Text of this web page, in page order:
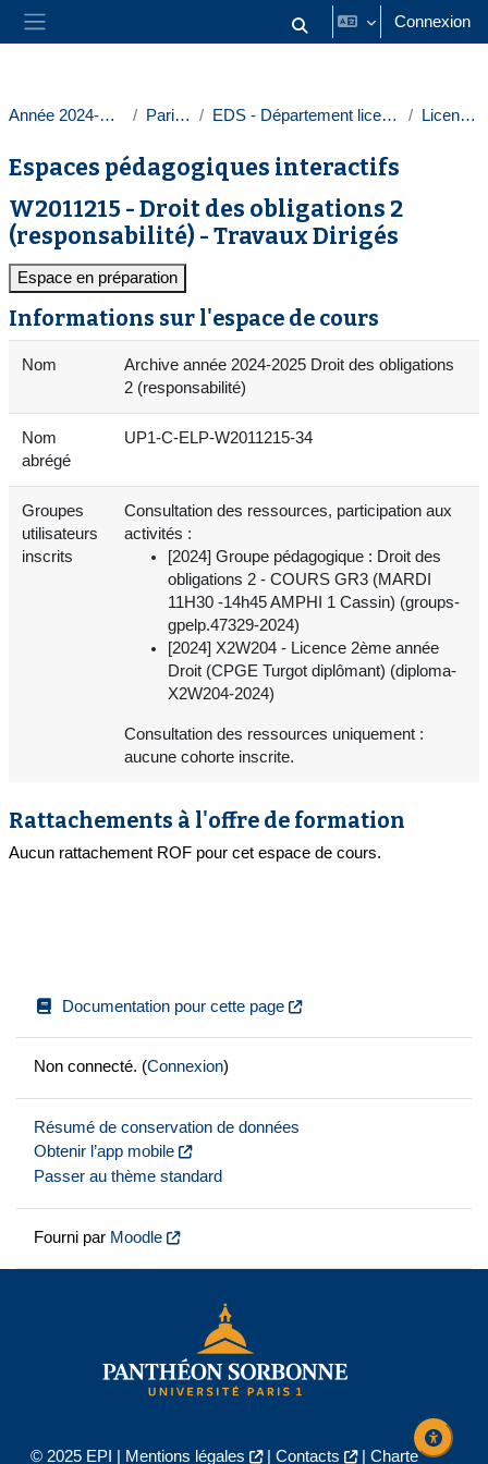
Passer au contenu principal
Panneau latéral Activer/désactiver la saisie
Connexion
Année 2024-2025 Paris 1 EDS - Département licences Licences
Espaces pédagogiques interactifs
W2011215 - Droit des obligations 2
(responsabilité) - Travaux Dirigés
Espace en préparation
Informations sur l'espace de cours
Nom
Archive année 2024-2025 Droit des obligations
2 (responsabilité)
Nom
abrégé
UP1-C-ELP-W2011215-34
Groupes
utilisateurs
inscrits
Consultation des ressources, participation aux
activités :
[2024] Groupe pédagogique : Droit des
obligations 2 - COURS GR3 (MARDI
11H30 -14h45 AMPHI 1 Cassin) (groups-
gpelp.47329-2024)
[2024] X2W204 - Licence 2ème année
Droit (CPGE Turgot diplômant) (diploma-
X2W204-2024)
Consultation des ressources uniquement :
aucune cohorte inscrite.
Rattachements à l'offre de formation
Aucun rattachement ROF pour cet espace de cours.
Documentation pour cette page
Non connecté. (Connexion)
Résumé de conservation de données
Obtenir l’app mobile
Passer au thème standard
Fourni par Moodle
© 2025 EPI | Mentions légales | Contacts | Charte